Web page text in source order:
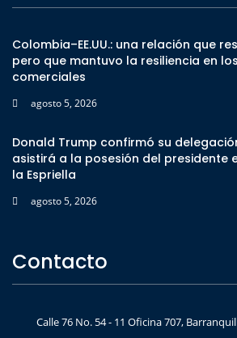
Colombia–EE.UU.: una relación que
pero que mantuvo la resiliencia en
comerciales
agosto 5, 2026
Donald Trump confirmó su
asistirá a la posesión del presidente
la Espriella
agosto 5, 2026
Contacto
Calle 76 No. 54 - 11 Oficina 707,